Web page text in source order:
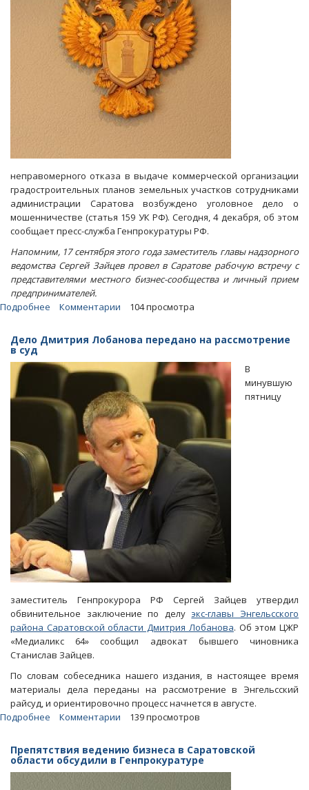
расплатились
поставщиками
неправомерного отказа в выдаче коммерческой организации
градостроительных планов земельных участков сотрудниками
администрации Саратова возбуждено уголовное дело о
мошенничестве (статья 159 УК РФ). Сегодня, 4 декабря, об этом
сообщает пресс-служба Генпрокуратуры РФ.
Напомним, 17 сентября этого года заместитель главы надзорного
ведомства Сергей Зайцев провел в Саратове рабочую встречу с
представителями местного бизнес-сообщества и личный прием
предпринимателей.
Подробнее
чиновников
мэрии
выдавать
градпланы
делом
мошенничестве
Комментарии 104 просмотра
Дело Дмитрия Лобанова передано на рассмотрение
в суд
В
минувшую
пятницу
заместитель Генпрокурора РФ Сергей Зайцев утвердил
обвинительное заключение по делу экс-главы Энгельсского
района Саратовской области Дмитрия Лобанова. Об этом ЦЖР
«Медиаликс 64» сообщил адвокат бывшего чиновника
Станислав Зайцев.
По словам собеседника нашего издания, в настоящее время
материалы дела переданы на рассмотрение в Энгельсский
райсуд, и ориентировочно процесс начнется в августе.
Подробнее
Лобанова
передано
на
Комментарии 139 просмотров
Препятствия ведению бизнеса в Саратовской
области обсудили в Генпрокуратуре